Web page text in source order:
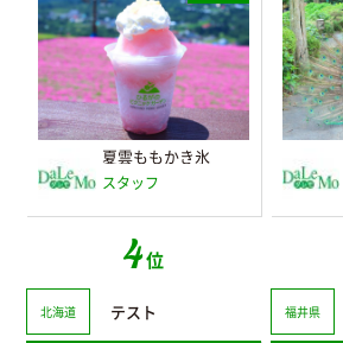
夏雲ももかき氷
スタッフ
4位
北海道 テスト 福井県